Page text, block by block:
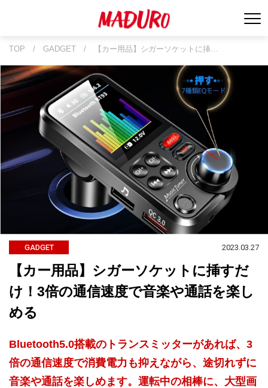
TOP / GADGET / 【カー用品】シガーソケットに挿…
GADGET 2023.03.27
【カー用品】シガーソケットに挿すだ
け！3倍の通信速度で音楽や通話を楽し
める
Bluetooth5.0搭載のトランスミッターがあれば、3
倍の通信速度で消費電力も抑えながら、途切れずに
音楽や通話を楽しめます。運転中の相棒に、大型画